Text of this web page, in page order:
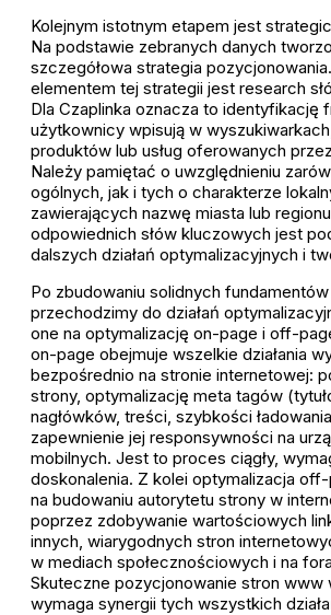
Kolejnym istotnym etapem jest
Na podstawie zebranych danych
szczegółowa strategia
elementem tej strategii jest research
Dla Czaplinka oznacza to identyfikację
użytkownicy wpisują w
produktów lub usług oferowanych
Należy pamiętać o uwzględnieniu
ogólnych, jak i tych o charakterze
zawierających nazwę miasta lub
odpowiednich słów kluczowych jest
dalszych działań optymalizacyjnych i
Po zbudowaniu solidnych
przechodzimy do działań
one na optymalizację on-page i off-
on-page obejmuje wszelkie działania
bezpośrednio na stronie internetowej:
strony, optymalizację meta tagów
nagłówków, treści, szybkości
zapewnienie jej responsywności na
mobilnych. Jest to proces ciągły,
doskonalenia. Z kolei optymalizacja
na budowaniu autorytetu strony w
poprzez zdobywanie wartościowych
innych, wiarygodnych stron
w mediach społecznościowych i na
Skuteczne pozycjonowanie stron www
wymaga synergii tych wszystkich